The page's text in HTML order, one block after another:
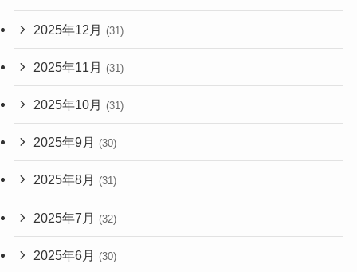
2025年12月 (31)
2025年11月 (31)
2025年10月 (31)
2025年9月 (30)
2025年8月 (31)
2025年7月 (32)
2025年6月 (30)